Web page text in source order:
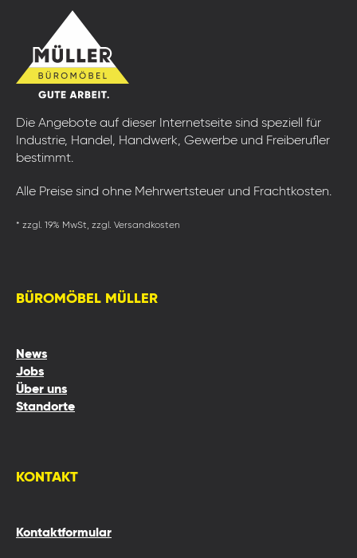
Die Angebote auf dieser Internetseite sind speziell für
Industrie, Handel, Handwerk, Gewerbe und Freiberufler
bestimmt.
Alle Preise sind ohne Mehrwertsteuer und Frachtkosten.
* zzgl. 19% MwSt, zzgl. Versandkosten
BÜROMÖBEL MÜLLER
News
Jobs
Über uns
Standorte
KONTAKT
Kontaktformular